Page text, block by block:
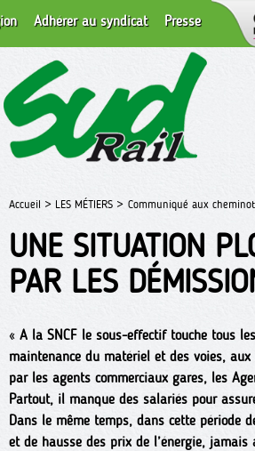
Adhérer au syndicat Presse
Accueil > LES MÉTIERS > Communiqué aux
UNE SITUATION
PAR LES
« A la SNCF le sous-effectif touche tous
maintenance du matériel et des voies,
par les agents commerciaux gares, les
Partout, il manque des salariés pour
Dans le même temps, dans cette période
et de hausse des prix de l’énergie, jamais